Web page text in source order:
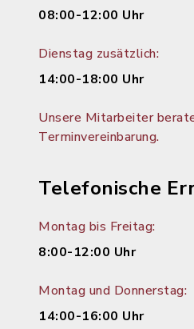
08:00-12:00 Uhr
Dienstag zusätzlich:
14:00-18:00 Uhr
Unsere Mitarbeiter
Terminvereinbarung.
Telefonische
Montag bis Freitag:
8:00-12:00 Uhr
Montag und Donnerstag:
14:00-16:00 Uhr